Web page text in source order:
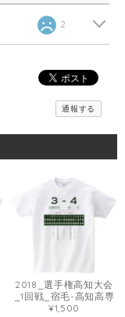
2
通報する
2018_選手権高知大会
_1回戦_宿毛-高知高専
¥1,500